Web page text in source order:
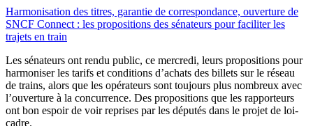
Harmonisation des titres, garantie de correspondance, ouverture de
SNCF Connect : les propositions des sénateurs pour faciliter les
trajets en train
Les sénateurs ont rendu public, ce mercredi, leurs propositions pour
harmoniser les tarifs et conditions d’achats des billets sur le réseau
de trains, alors que les opérateurs sont toujours plus nombreux avec
l’ouverture à la concurrence. Des propositions que les rapporteurs
ont bon espoir de voir reprises par les députés dans le projet de loi-
cadre.